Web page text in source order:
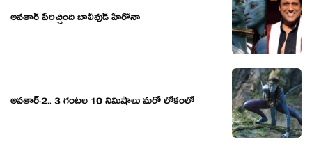
అవతార్ పేరిచ్చింది బాలీవుడ్ హీరోనా
అవతార్-2.. 3 గంటల 10 నిమిషాలు మరో లోకంలో